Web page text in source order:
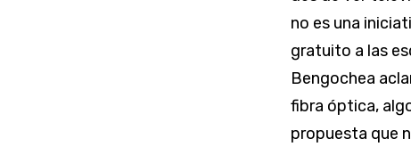
no es una
gratuito a las
Bengochea
fibra óptica,
propuesta que